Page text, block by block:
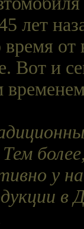
лет
время
Вот и
у